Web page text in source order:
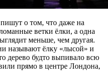
о том, что даже на
ветки ёлки, а одна
меньше, чем другая.
называют ёлку «лысой» и
дерево будто выпивало всю
прямо в центре Лондона,